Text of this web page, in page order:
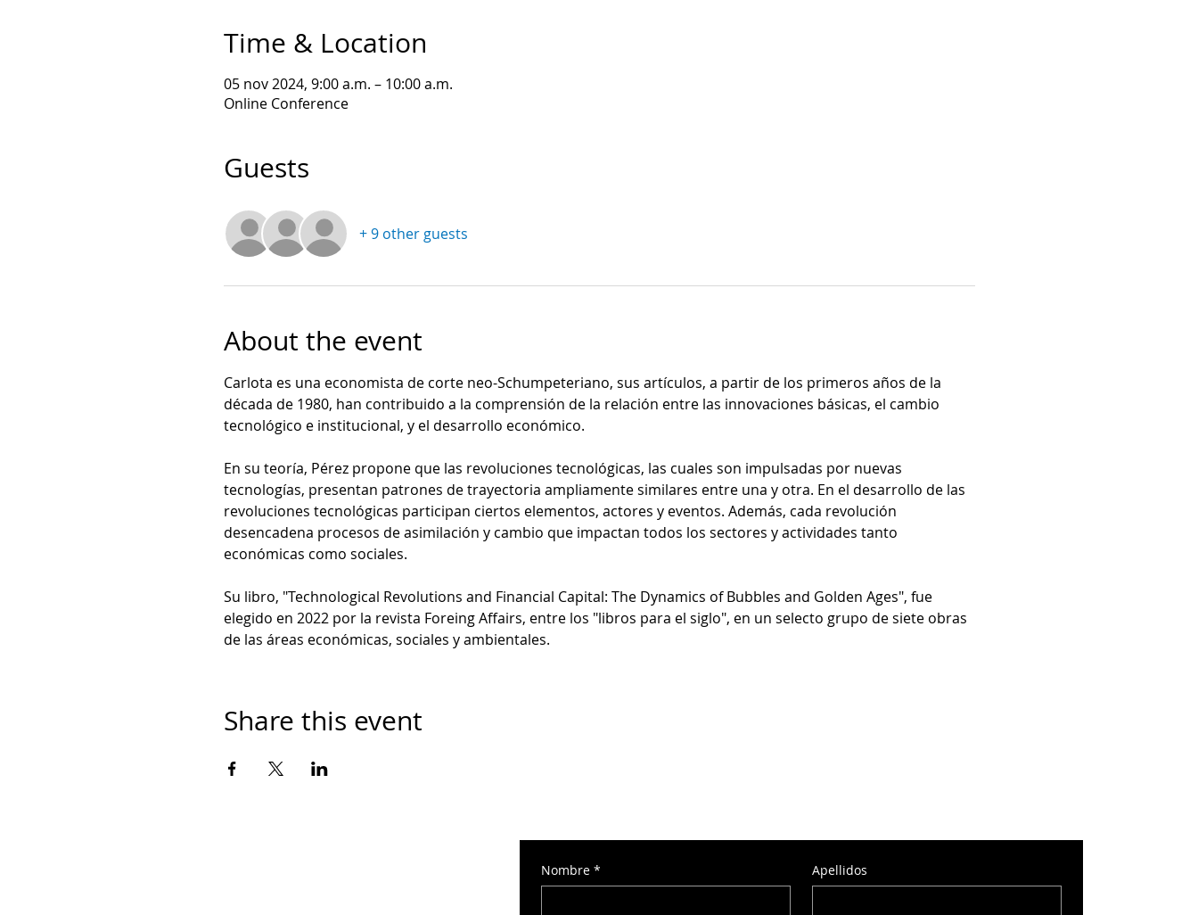
Time & Location
05 nov 2024, 9:00 a.m. – 10:00 a.m.
Online Conference
Guests
+ 9 other guests
About the event
Carlota es una economista de corte neo-Schumpeteriano, sus artículos, a partir de los primeros años de la
década de 1980, han contribuido a la comprensión de la relación entre las innovaciones básicas, el cambio
tecnológico e institucional, y el desarrollo económico.
En su teoría, Pérez propone que las revoluciones tecnológicas, las cuales son impulsadas por nuevas
tecnologías, presentan patrones de trayectoria ampliamente similares entre una y otra. En el desarrollo de las
revoluciones tecnológicas participan ciertos elementos, actores y eventos. Además, cada revolución
desencadena procesos de asimilación y cambio que impactan todos los sectores y actividades tanto
económicas como sociales.
Su libro, "Technological Revolutions and Financial Capital: The Dynamics of Bubbles and Golden Ages", fue
elegido en 2022 por la revista Foreing Affairs, entre los "libros para el siglo", en un selecto grupo de siete obras
de las áreas económicas, sociales y ambientales.
Share this event
Nombre * Apellidos